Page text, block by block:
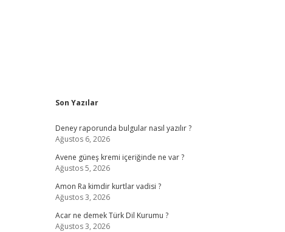
Sidebar
Son Yazılar
Deney raporunda bulgular nasıl yazılır ?
Ağustos 6, 2026
Avene güneş kremi içeriğinde ne var ?
Ağustos 5, 2026
Amon Ra kimdir kurtlar vadisi ?
Ağustos 3, 2026
Acar ne demek Türk Dil Kurumu ?
Ağustos 3, 2026